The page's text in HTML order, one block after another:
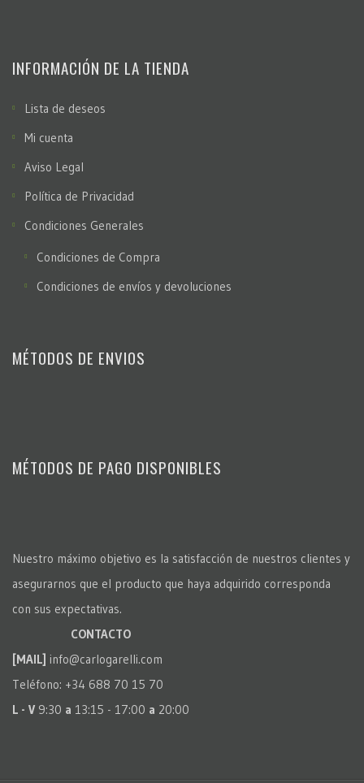
INFORMACIÓN DE LA TIENDA
Lista de deseos
Mi cuenta
Aviso Legal
Política de Privacidad
Condiciones Generales
Condiciones de Compra
Condiciones de envíos y devoluciones
MÉTODOS DE ENVIOS
MÉTODOS DE PAGO DISPONIBLES
Nuestro máximo objetivo es la satisfacción de nuestros clientes y
asegurarnos que el producto que haya adquirido corresponda
con sus expectativas.
CONTACTO
[MAIL] info@carlogarelli.com
Teléfono: +34 688 70 15 70
L - V 9:30 a 13:15 - 17:00 a 20:00